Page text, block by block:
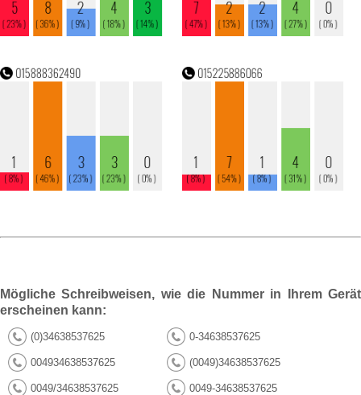
Mögliche Schreibweisen, wie die Nummer in Ihrem Gerät
erscheinen kann:
(0)34638537625 0-34638537625
004934638537625 (0049)34638537625
0049/34638537625 0049-34638537625